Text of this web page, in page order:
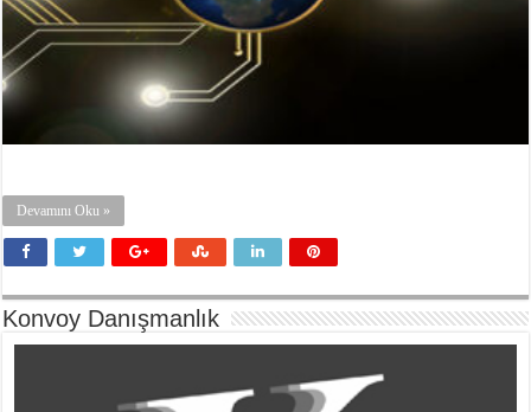
Devamını Oku »
Konvoy Danışmanlık